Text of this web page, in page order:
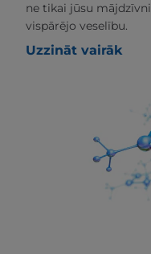
ne tikai jūsu
vispārējo veselību.
Uzzināt vairāk